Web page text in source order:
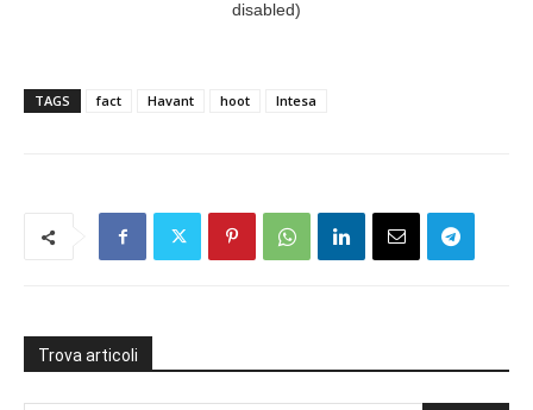
TAGS fact Havant hoot Intesa
Trova articoli